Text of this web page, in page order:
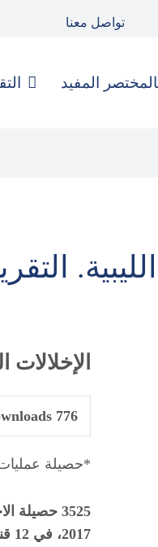
تواصل معنا
المفيد
776
Downloads
*حصيلة
3525